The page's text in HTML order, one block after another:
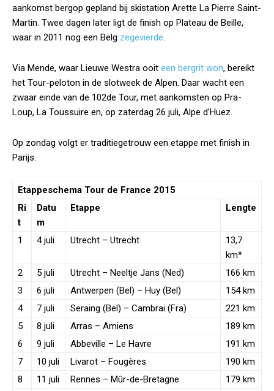
aankomst bergop gepland bij skistation Arette La Pierre Saint-
Martin. Twee dagen later ligt de finish op Plateau de Beille,
waar in 2011 nog een Belg zegevierde.
Via Mende, waar Lieuwe Westra ooit een bergrit won, bereikt
het Tour-peloton in de slotweek de Alpen. Daar wacht een
zwaar einde van de 102de Tour, met aankomsten op Pra-
Loup, La Toussuire en, op zaterdag 26 juli, Alpe d’Huez.
Op zondag volgt er traditiegetrouw een etappe met finish in
Parijs.
Etappeschema Tour de France 2015
Ri
t
Datu
m
Etappe Lengte
1 4 juli Utrecht – Utrecht
13,7
km*
2
5 juli Utrecht – Neeltje Jans (Ned)
166 km
3
6 juli Antwerpen (Bel) – Huy (Bel)
154 km
4
7 juli Seraing (Bel) – Cambrai (Fra)
221 km
5
8 juli Arras – Amiens
189 km
6
9 juli Abbeville – Le Havre
191 km
7
10 juli Livarot – Fougères
190 km
8
11 juli Rennes – Mûr-de-Bretagne
179 km